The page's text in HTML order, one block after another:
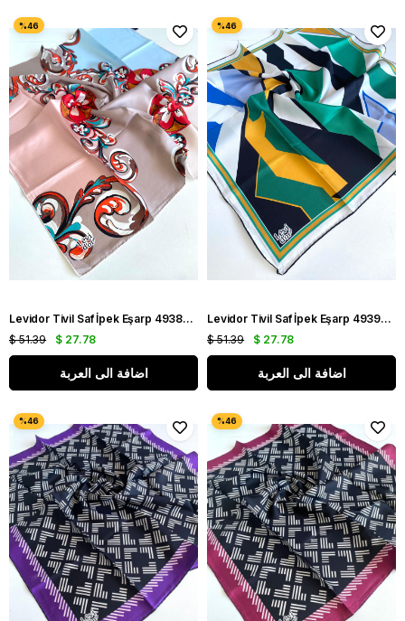
Levidor Tivil Saf İpek Eşarp 49383 Pembe Karışık Desen
$ 27.78
$ 51.39
اضافة الى العربة
Levidor Tivil Saf İpek Eşarp 49392 Siyah Karışık Desen
$ 27.78
$ 51.39
اضافة الى العربة